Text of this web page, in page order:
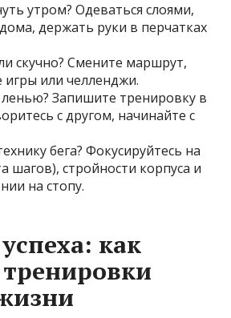
утром? Одеваться слоями,
держать руки в перчатках
скучно? Смените маршрут,
игры или челленджи.
Запишите тренировку в
с другом, начинайте с
бега? Фокусируйтесь на
шагов), стройности корпуса и
на стопу.
как